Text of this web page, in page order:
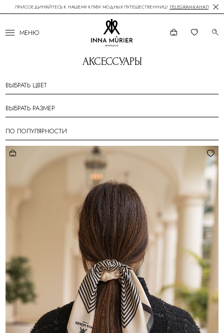
ПРИСОЕДИНЯЙТЕСЬ К НАШЕМУ КЛУБУ МОДНЫХ ПУТЕШЕСТВЕННИЦ! TELEGRAM-КАНАЛ
МЕНЮ
АКСЕССУАРЫ
ВЫБРАТЬ ЦВЕТ
ВЫБРАТЬ РАЗМЕР
ПО ПОПУЛЯРНОСТИ